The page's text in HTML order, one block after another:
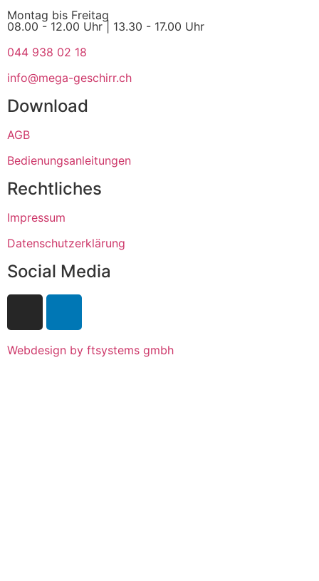
Montag bis Freitag
08.00 - 12.00 Uhr | 13.30 - 17.00 Uhr
044 938 02 18
info@mega-geschirr.ch
Download
AGB
Bedienungsanleitungen
Rechtliches
Impressum
Datenschutzerklärung
Social Media
Webdesign by ftsystems gmbh